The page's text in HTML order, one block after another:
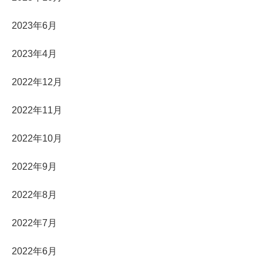
2023年6月
2023年4月
2022年12月
2022年11月
2022年10月
2022年9月
2022年8月
2022年7月
2022年6月